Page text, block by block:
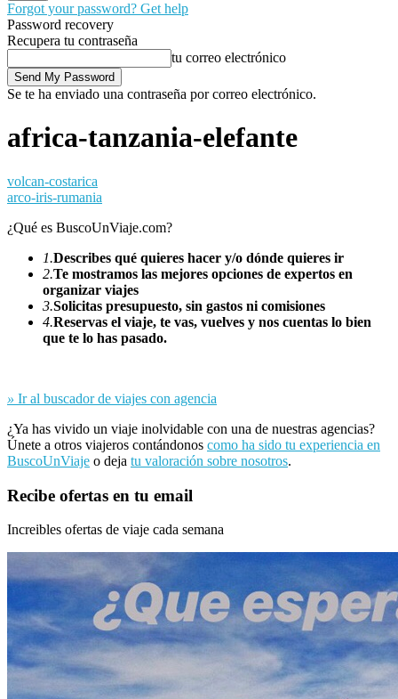
Forgot your password? Get help
Password recovery
Recupera tu contraseña
tu correo electrónico
Se te ha enviado una contraseña por correo electrónico.
africa-tanzania-elefante
volcan-costarica
arco-iris-rumania
¿Qué es BuscoUnViaje.com?
1.Describes qué quieres hacer y/o dónde quieres ir
2.Te mostramos las mejores opciones de expertos en
organizar viajes
3.Solicitas presupuesto, sin gastos ni comisiones
4.Reservas el viaje, te vas, vuelves y nos cuentas lo bien
que te lo has pasado.
» Ir al buscador de viajes con agencia
¿Ya has vivido un viaje inolvidable con una de nuestras agencias?
Únete a otros viajeros contándonos como ha sido tu experiencia en
BuscoUnViaje o deja tu valoración sobre nosotros.
Recibe ofertas en tu email
Increibles ofertas de viaje cada semana